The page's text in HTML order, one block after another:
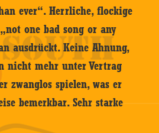
ever“. Herrliche, flockige
one bad song or any
ausdrückt. Keine Ahnung,
nicht mehr unter Vertrag
zwanglos spielen, was er
bemerkbar. Sehr starke